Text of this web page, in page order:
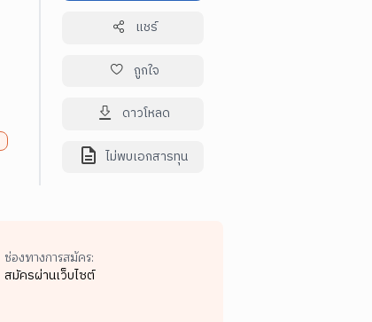
แชร์
ถูกใจ
ดาวโหลด
ไม่พบเอกสารทุน
ช่องทางการสมัคร:
สมัครผ่านเว็บไซต์